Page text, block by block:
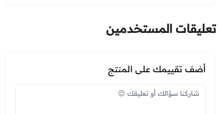
تعليقات المستخدمين
أضف تقييمك على المنتج